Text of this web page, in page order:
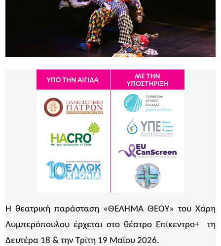
Η θεατρική παράσταση «ΘΕΛΗΜΑ ΘΕΟΥ» του Χάρη
Λυμπερόπουλου έρχεται στο θέατρο Επίκεντρο+ τη
Δευτέρα 18 & την Τρίτη 19 Μαΐου 2026.